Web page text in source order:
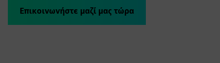
Επικοινωνήστε μαζί μας τώρα